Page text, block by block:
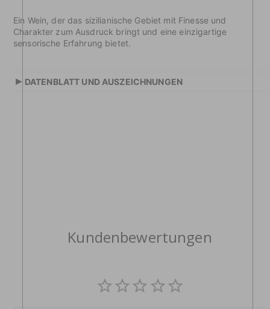
Ein Wein, der das sizilianische Gebiet mit Finesse und
Charakter zum Ausdruck bringt und eine einzigartige
sensorische Erfahrung bietet.
▸ DATENBLATT UND AUSZEICHNUNGEN
Kundenbewertungen